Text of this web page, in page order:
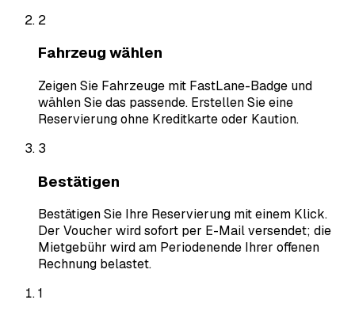
2
Fahrzeug wählen
Zeigen Sie Fahrzeuge mit FastLane-Badge und
wählen Sie das passende. Erstellen Sie eine
Reservierung ohne Kreditkarte oder Kaution.
3
Bestätigen
Bestätigen Sie Ihre Reservierung mit einem Klick.
Der Voucher wird sofort per E-Mail versendet; die
Mietgebühr wird am Periodenende Ihrer offenen
Rechnung belastet.
1